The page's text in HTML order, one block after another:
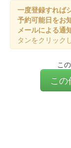
一度登録すれば
予約可能日をお
メールによる通
タンをクリック
こ
こ